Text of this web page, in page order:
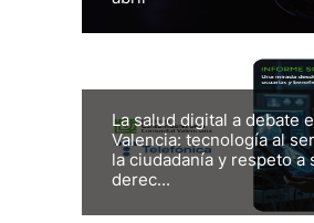
La salud digital a debate
Valencia: tecnología al
la ciudadanía y respeto a
derec...